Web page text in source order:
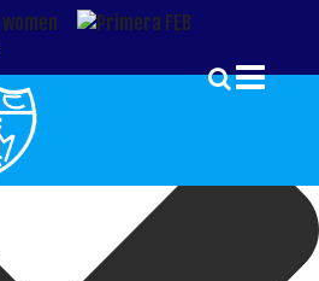
de las Cookies